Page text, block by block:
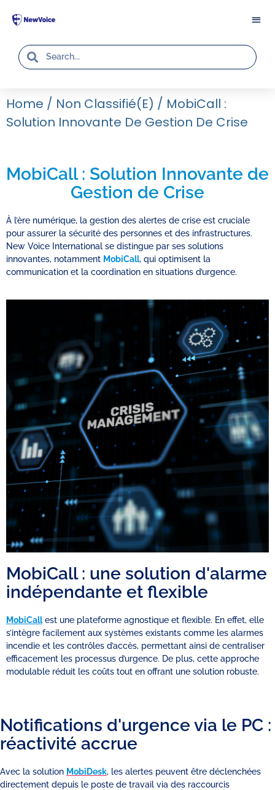
Home / Non Classifié(e) / MobiCall :
Solution Innovante De Gestion De Crise
MobiCall : Solution Innovante de
Gestion de Crise
À l’ère numérique, la gestion des alertes de crise est cruciale
pour assurer la sécurité des personnes et des infrastructures.
New Voice International se distingue par ses solutions
innovantes, notamment MobiCall, qui optimisent la
communication et la coordination en situations d’urgence.
MobiCall : une solution d'alarme
indépendante et flexible
MobiCallest une plateforme agnostique et flexible. En effet, elle
s’intègre facilement aux systèmes existants comme les alarmes
incendie et les contrôles d’accès, permettant ainsi de centraliser
efficacement les processus d’urgence. De plus, cette approche
modulable réduit les coûts tout en offrant une solution robuste.
Notifications d'urgence via le PC :
réactivité accrue
Avec la solution MobiDesk, les alertes peuvent être déclenchées
directement depuis le poste de travail via des raccourcis